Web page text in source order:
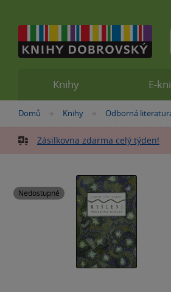
Nacházíte
zde:
Domů »
Knihy »
Odborná
Zásilkovna zdarma celý týden!
Nedostupné
Knihy E-